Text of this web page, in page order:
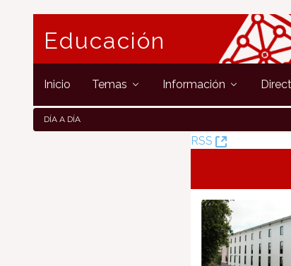
Educación
Inicio Temas Información
DÍA A DÍA
RSS
(Opens